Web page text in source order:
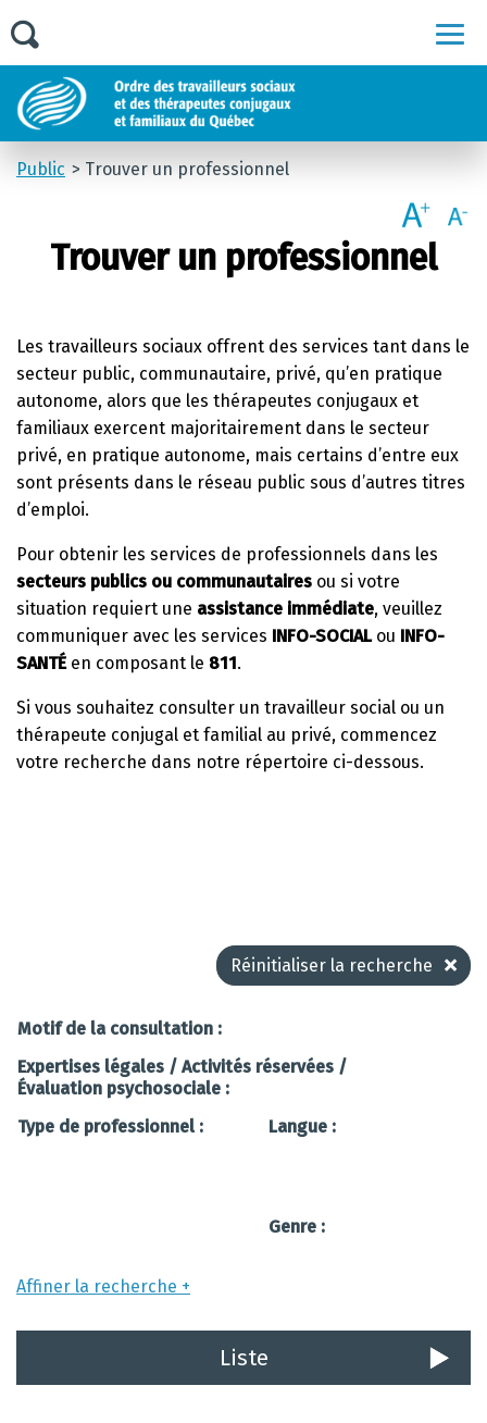
Public Trouver un professionnel
Trouver un professionnel
Les travailleurs sociaux offrent des services tant dans le
secteur public, communautaire, privé, qu’en pratique
autonome, alors que les thérapeutes conjugaux et
familiaux exercent majoritairement dans le secteur
privé, en pratique autonome, mais certains d’entre eux
sont présents dans le réseau public sous d’autres titres
d’emploi.
Pour obtenir les services de professionnels dans les
secteurs publics ou communautaires ou si votre
situation requiert une assistance immédiate, veuillez
communiquer avec les services INFO-SOCIALou INFO-
SANTÉen composant le 811.
Si vous souhaitez consulter un travailleur social ou un
thérapeute conjugal et familial au privé, commencez
votre recherche dans notre répertoire ci-dessous.
Réinitialiser la recherche
Motif de la consultation :
Expertises légales / Activités réservées /
Évaluation psychosociale :
Type de professionnel :
Langue :
Genre :
Affiner la recherche
Liste